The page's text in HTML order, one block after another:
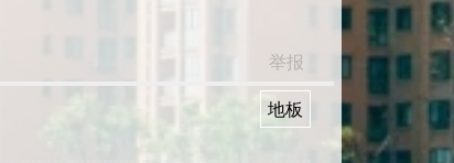
举报
地板